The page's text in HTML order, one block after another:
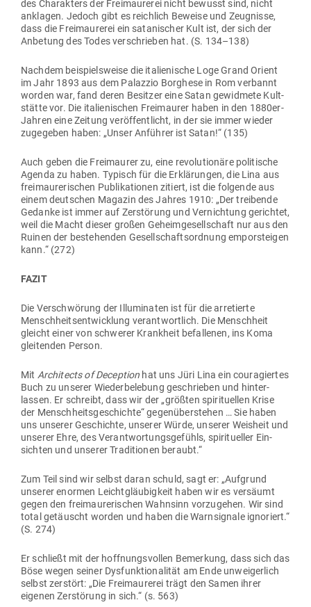
des Cha­rakters der Frei­mau­rerei nicht bewusst sind, nicht
anklagen. Jedoch gibt es reichlich Beweise und Zeug­nisse,
dass die Frei­mau­rerei ein sata­ni­scher Kult ist, der sich der
Anbetung des Todes ver­schrieben hat. (S. 134–138)
Nachdem bei­spiels­weise die ita­lie­nische Loge Grand Orient
im Jahr 1893 aus dem Palazzio Borghese in Rom ver­bannt
worden war, fand deren Besitzer eine Satan gewidmete Kult­
stätte vor. Die ita­lie­ni­schen Frei­maurer haben in den 1880er-
Jahren eine Zeitung ver­öf­fent­licht, in der sie immer wieder
zuge­geben haben: „Unser Anführer ist Satan!“ (135)
Auch geben die Frei­maurer zu, eine revo­lu­tionäre poli­tische
Agenda zu haben. Typisch für die Erklä­rungen, die Lina aus
frei­mau­re­ri­schen Publi­ka­tionen zitiert, ist die fol­gende aus
einem deut­schen Magazin des Jahres 1910: „Der trei­bende
Gedanke ist immer auf Zer­störung und Ver­nichtung gerichtet,
weil die Macht dieser großen Geheim­ge­sell­schaft nur aus den
Ruinen der bestehenden Gesell­schafts­ordnung empor­steigen
kann.“ (272)
FAZIT
Die Ver­schwörung der Illu­mi­naten ist für die arre­tierte
Mensch­heits­ent­wicklung ver­ant­wortlich. Die Menschheit
gleicht einer von schwerer Krankheit befal­lenen, ins Koma
glei­tenden Person.
Mit Archi­tects of Deception hat uns Jüri Lina ein cou­ra­giertes
Buch zu unserer Wie­der­be­lebung geschrieben und hin­ter­
lassen. Er schreibt, dass wir der „größten spi­ri­tu­ellen Krise
der Mensch­heits­ge­schichte“ gegen­über­stehen … Sie haben
uns unserer Geschichte, unserer Würde, unserer Weisheit und
unserer Ehre, des Ver­ant­wor­tungs­ge­fühls, spi­ri­tu­eller Ein­
sichten und unserer Tra­di­tionen beraubt.“
Zum Teil sind wir selbst daran schuld, sagt er: „Auf­grund
unserer enormen Leicht­gläu­bigkeit haben wir es ver­säumt
gegen den frei­mau­re­ri­schen Wahnsinn vor­zu­gehen. Wir sind
total getäuscht worden und haben die Warn­si­gnale igno­riert.“
(S. 274)
Er schließt mit der hoff­nungs­vollen Bemerkung, dass sich das
Böse wegen seiner Dys­funk­tio­na­lität am Ende unwei­gerlich
selbst zer­stört: „Die Frei­mau­rerei trägt den Samen ihrer
eigenen Zer­störung in sich.“ (s. 563)